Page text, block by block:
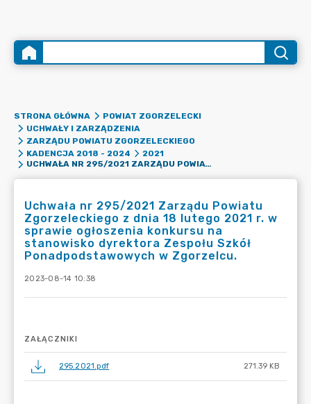
STRONA GŁÓWNA
POWIAT ZGORZELECKI
UCHWAŁY I ZARZĄDZENIA
ZARZĄDU POWIATU ZGORZELECKIEGO
KADENCJA 2018 - 2024
2021
UCHWAŁA NR 295/2021 ZARZĄDU POWIATU ZGORZELECKIEGO Z DNIA 18 LUTEGO 2021 R. W SPRAWIE OGŁOSZENIA KONKURSU NA STANOWISKO DYREKTORA ZESPOŁU SZKÓŁ PONADPODSTAWOWYCH W ZGORZELCU.
Uchwała nr 295/2021 Zarządu Powiatu
Zgorzeleckiego z dnia 18 lutego 2021 r. w
sprawie ogłoszenia konkursu na
stanowisko dyrektora Zespołu Szkół
Ponadpodstawowych w Zgorzelcu.
2023-08-14 10:38
ZAŁĄCZNIKI
295.2021.pdf 271.39 KB